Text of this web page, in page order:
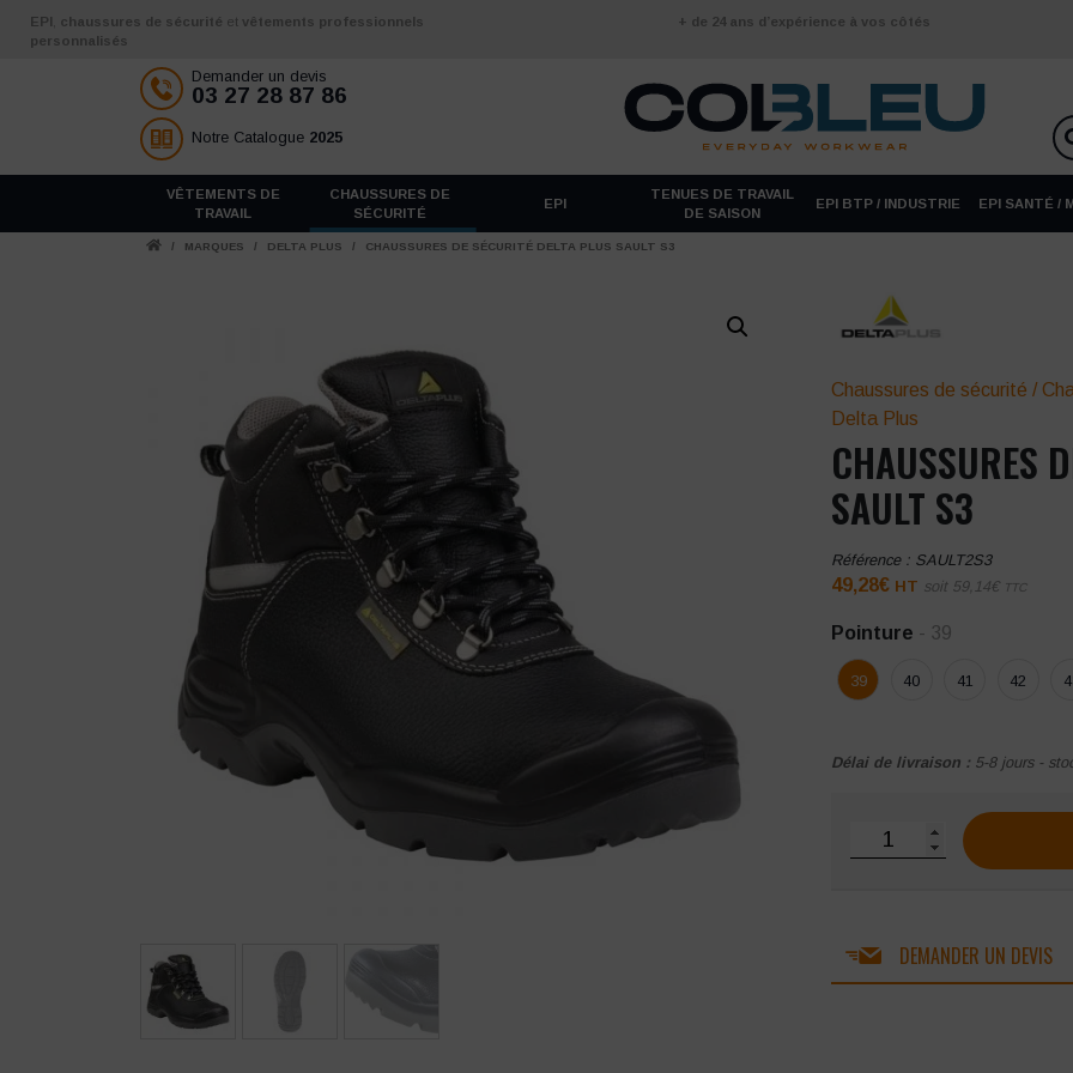
Aller au contenu
EPI chaussures de sécurité et vêtements professionnels
personnalisés
+ de 24 ans d’expérience à vos côtés
Demander un devis
03 27 28 87 86
Notre Catalogue 2025
VÊTEMENTS DE
TRAVAIL
CHAUSSURES DE
SÉCURITÉ
EPI
TENUES DE TRAVAIL
DE SAISON
EPI BTP / INDUSTRIE EPI SANTÉ /
/ MARQUES / DELTA PLUS / CHAUSSURES DE SÉCURITÉ DELTA PLUS SAULT S3
Chaussures de sécurité /
Delta Plus
CHAUSSURES
SAULT S3
Référence : SAULT2S3
49,28€ HT soit 59,14€ TTC
Pointure - 39
39 40 41 42
Délai de livraison : 5-8 jours -
quantité de Chaussures
DEMANDER UN DEVIS